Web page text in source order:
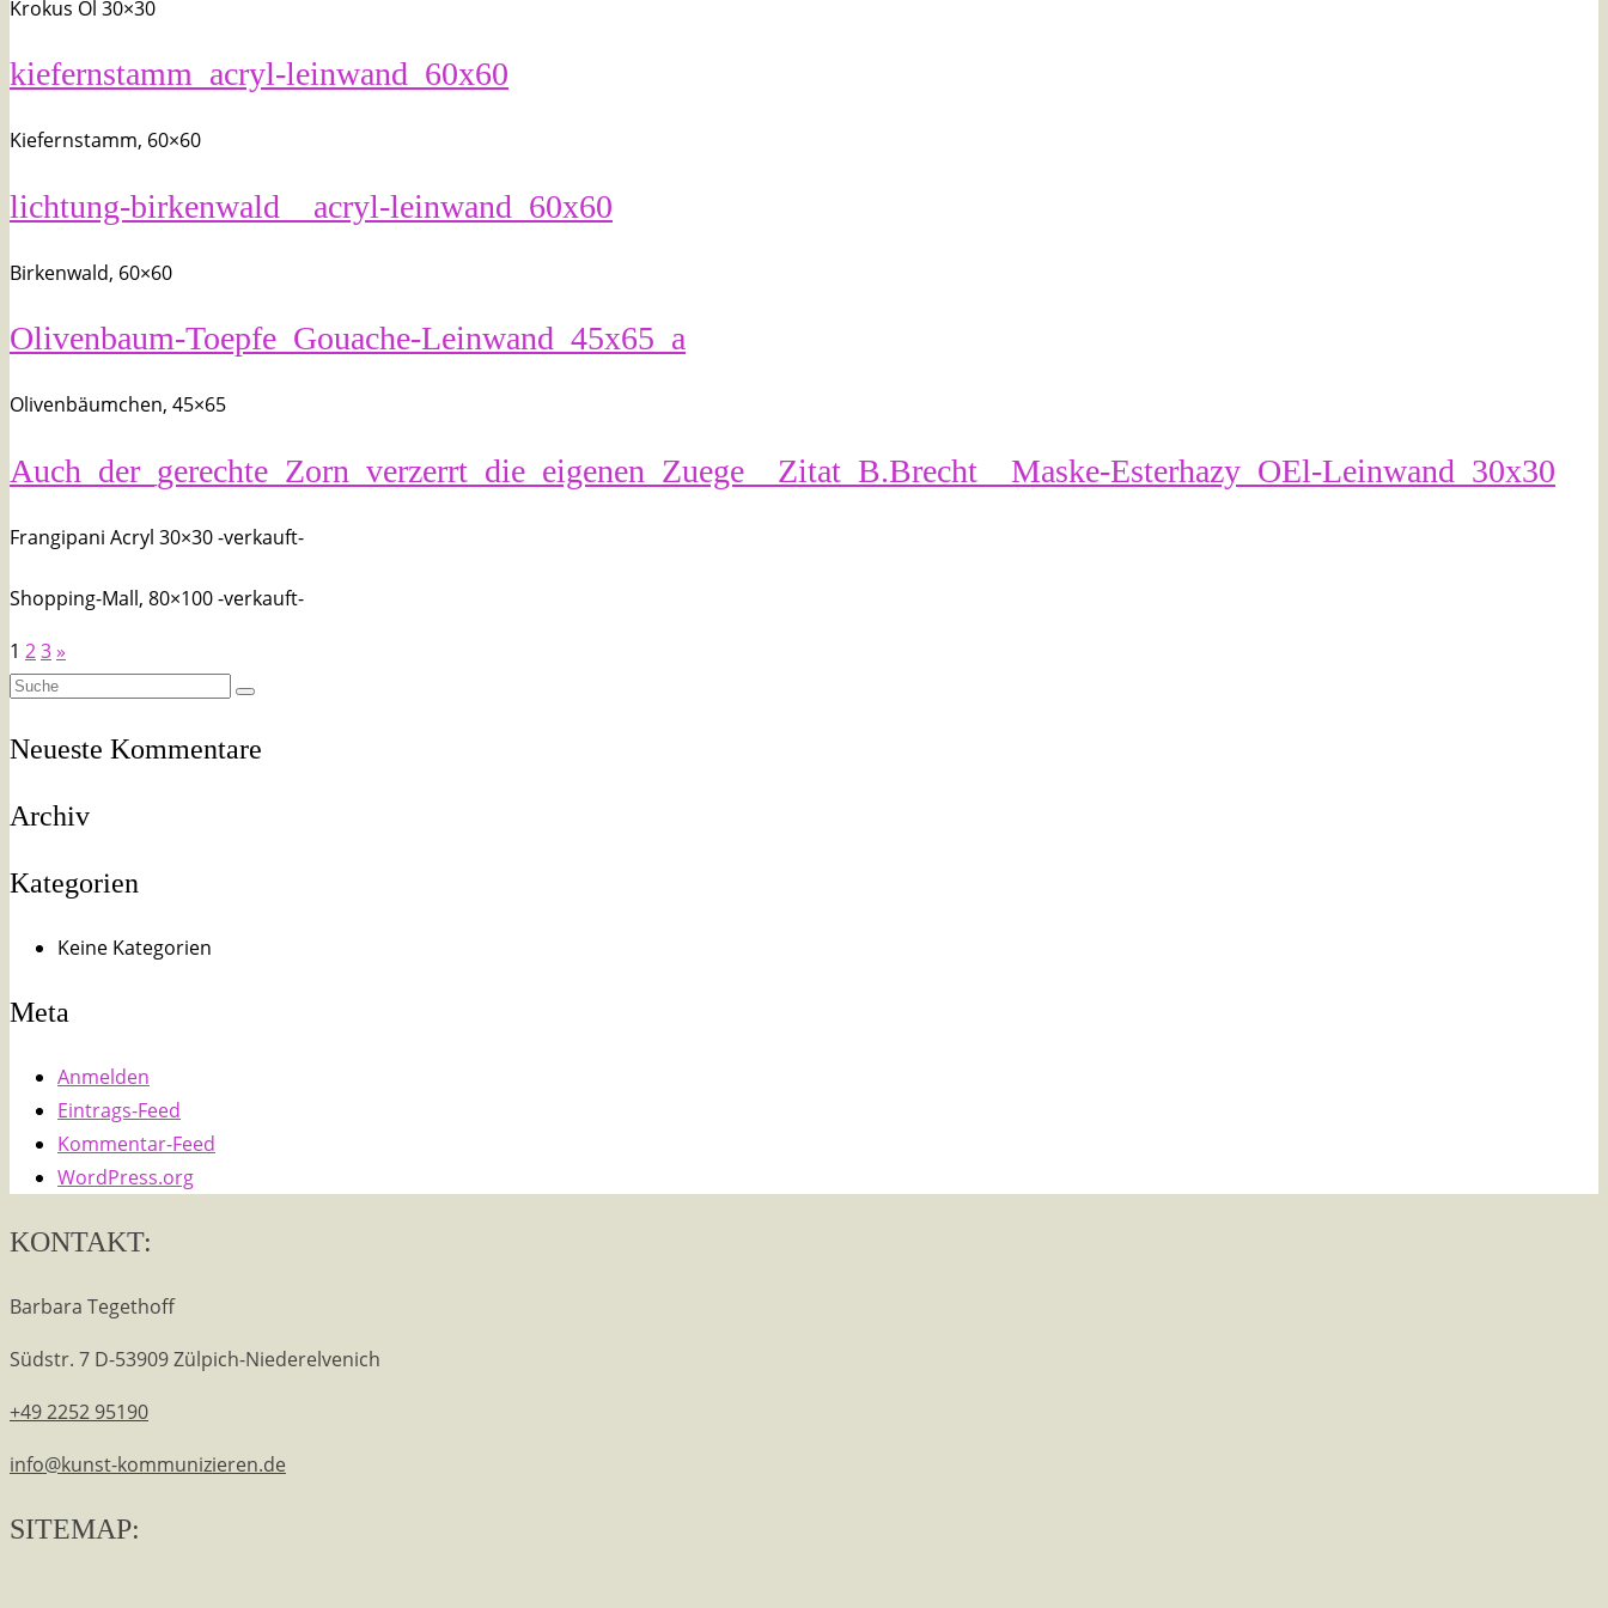
Krokus Öl 30×30
kiefernstamm_acryl-leinwand_60x60
Kiefernstamm, 60×60
lichtung-birkenwald__acryl-leinwand_60x60
Birkenwald, 60×60
Olivenbaum-Toepfe_Gouache-Leinwand_45x65_a
Olivenbäumchen, 45×65
Auch_der_gerechte_Zorn_verzerrt_die_eigenen_Zuege__Zitat_B.Brecht__Maske-Esterhazy_OEl-Leinwand_30x30
Frangipani Acryl 30×30 -verkauft-
Shopping-Mall, 80×100 -verkauft-
1 23»
Suche
Neueste Kommentare
Archiv
Kategorien
Keine Kategorien
Meta
Anmelden
Eintrags-Feed
Kommentar-Feed
WordPress.org
KONTAKT:
Barbara Tegethoff
Südstr. 7 D-53909 Zülpich-Niederelvenich
+49 2252 95190
info@kunst-kommunizieren.de
SITEMAP: